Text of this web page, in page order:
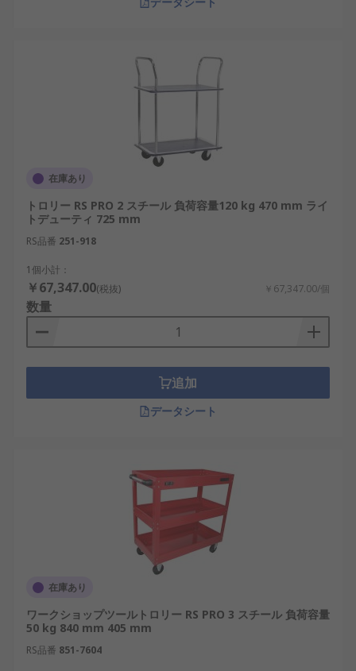
在庫あり
トロリー RS PRO 2 スチール 負荷容量120 kg 470 mm ライ
トデューティ 725 mm
RS品番 251-918
1個小計：
￥67,347.00(税抜) ￥67,347.00/個
数量
追加
データシート
在庫あり
ワークショップツールトロリー RS PRO 3 スチール 負荷容量
50 kg 840 mm 405 mm
RS品番 851-7604